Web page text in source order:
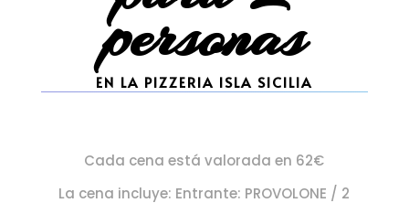
personas
EN LA PIZZERIA ISLA SICILIA
Cada cena está valorada en 62€
La cena incluye: Entrante: PROVOLONE / 2